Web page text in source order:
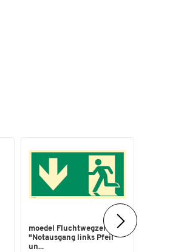
moedel Fluchtwegzeichen
"Notausgang links Pfeil
un...